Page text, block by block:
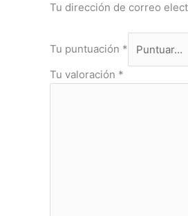
Tu dirección de correo
Tu puntuación *
Tu valoración *